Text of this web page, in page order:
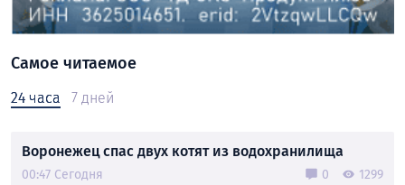
Самое читаемое
24 часа 7 дней
Воронежец спас двух котят из водохранилища
00:47 Сегодня 0 1299